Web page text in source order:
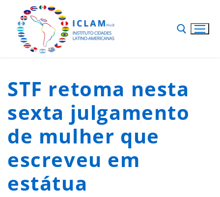
STF retoma nesta
sexta julgamento
de mulher que
escreveu em
estátua